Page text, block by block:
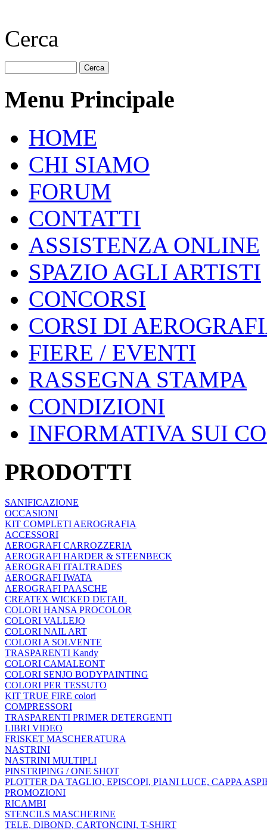
Cerca
Menu Principale
HOME
CHI SIAMO
FORUM
CONTATTI
ASSISTENZA ONLINE
SPAZIO AGLI ARTISTI
CONCORSI
CORSI DI
FIERE / EVENTI
RASSEGNA STAMPA
CONDIZIONI
INFORMATIVA SUI
PRODOTTI
SANIFICAZIONE
OCCASIONI
KIT COMPLETI AEROGRAFIA
ACCESSORI
AEROGRAFI CARROZZERIA
AEROGRAFI HARDER & STEENBECK
AEROGRAFI ITALTRADES
AEROGRAFI IWATA
AEROGRAFI PAASCHE
CREATEX WICKED DETAIL
COLORI HANSA PROCOLOR
COLORI VALLEJO
COLORI NAIL ART
COLORI A SOLVENTE
TRASPARENTI Kandy
COLORI CAMALEONT
COLORI SENJO BODYPAINTING
COLORI PER TESSUTO
KIT TRUE FIRE colori
COMPRESSORI
TRASPARENTI PRIMER DETERGENTI
LIBRI VIDEO
FRISKET MASCHERATURA
NASTRINI
NASTRINI MULTIPLI
PINSTRIPING / ONE SHOT
PLOTTER DA TAGLIO, EPISCOPI, PIANI LUCE, CAPPA
PROMOZIONI
RICAMBI
STENCILS MASCHERINE
TELE, DIBOND, CARTONCINI, T-SHIRT